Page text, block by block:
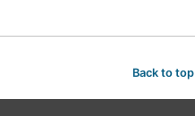
Back to top